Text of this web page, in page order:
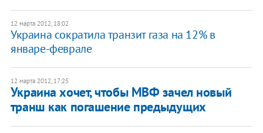
12 марта 2012, 18:02
Украина сократила транзит газа на 12% в
январе-феврале
12 марта 2012, 17:25
Украина хочет, чтобы МВФ зачел новый
транш как погашение предыдущих